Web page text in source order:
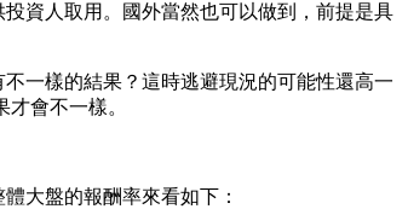
資人取用。國外當然也可以做到，前提是具
一樣的結果？這時逃避現況的可能性還高一
會不一樣。
大盤的報酬率來看如下：